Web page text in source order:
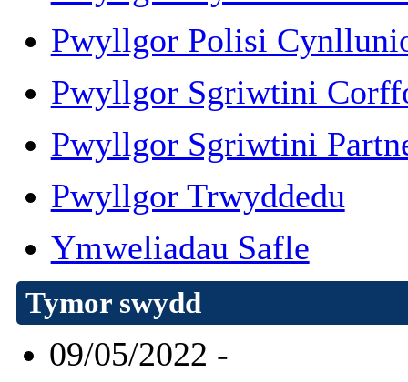
Pwyllgor Polisi
Pwyllgor Sgriwtini
Pwyllgor Sgriwtini
Pwyllgor Trwyddedu
Ymweliadau Safle
Tymor swydd
09/05/2022 -